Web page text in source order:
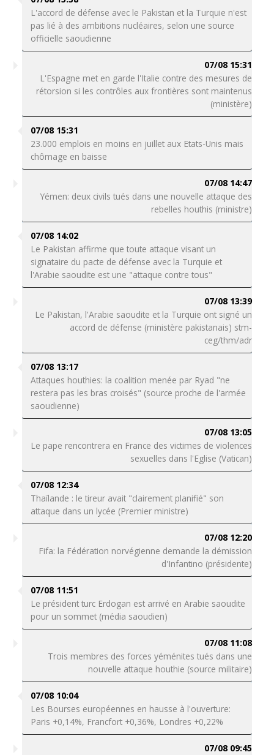
L'accord de défense avec le Pakistan et la Turquie n'est
pas lié à des ambitions nucléaires, selon une source
officielle saoudienne
07/08 15:31
L'Espagne met en garde l'Italie contre des mesures de
rétorsion si les contrôles aux frontières sont maintenus
(ministère)
07/08 15:31
23.000 emplois en moins en juillet aux Etats-Unis mais
chômage en baisse
07/08 14:47
Yémen: deux civils tués dans une nouvelle attaque des
rebelles houthis (ministre)
07/08 14:02
Le Pakistan affirme que toute attaque visant un
signataire du pacte de défense avec la Turquie et
l'Arabie saoudite est une "attaque contre tous"
07/08 13:39
Le Pakistan, l'Arabie saoudite et la Turquie ont signé un
accord de défense (ministère pakistanais) stm-
ceg/thm/adr
07/08 13:17
Attaques houthies: la coalition menée par Ryad "ne
restera pas les bras croisés" (source proche de l'armée
saoudienne)
07/08 13:05
Le pape rencontrera en France des victimes de violences
sexuelles dans l'Eglise (Vatican)
07/08 12:34
Thaïlande : le tireur avait "clairement planifié" son
attaque dans un lycée (Premier ministre)
07/08 12:20
Fifa: la Fédération norvégienne demande la démission
d'Infantino (présidente)
07/08 11:51
Le président turc Erdogan est arrivé en Arabie saoudite
pour un sommet (média saoudien)
07/08 11:08
Trois membres des forces yéménites tués dans une
nouvelle attaque houthie (source militaire)
07/08 10:04
Les Bourses européennes en hausse à l'ouverture:
Paris +0,14%, Francfort +0,36%, Londres +0,22%
07/08 09:45